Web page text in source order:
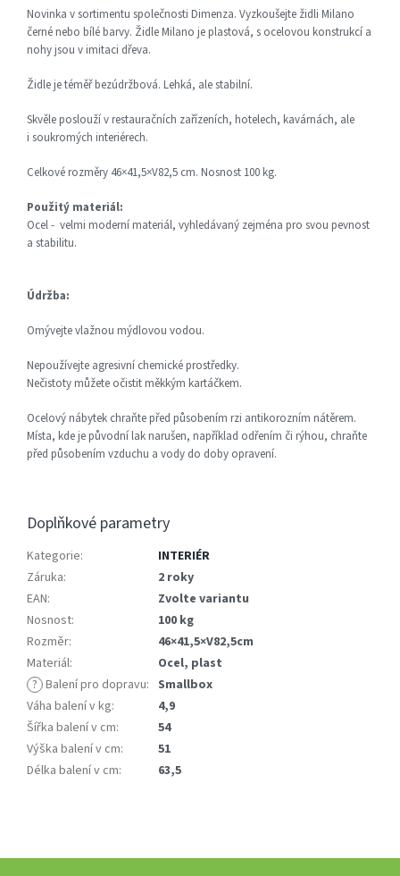
Novinka v sortimentu společnosti Dimenza. Vyzkoušejte židli Milano
černé nebo bílé barvy. Židle Milano je plastová, s ocelovou konstrukcí a
nohy jsou v imitaci dřeva.
Židle je téměř bezúdržbová. Lehká, ale stabilní.
Skvěle poslouží v restauračních zařízeních, hotelech, kavárnách, ale
i soukromých interiérech.
Celkové rozměry 46×41,5×V82,5 cm. Nosnost 100 kg.
Použitý materiál:
Ocel - velmi moderní materiál, vyhledávaný zejména pro svou pevnost
a stabilitu.
Údržba:
Omývejte vlažnou mýdlovou vodou.
Nepoužívejte agresivní chemické prostředky.
Nečistoty můžete očistit měkkým kartáčkem.
Ocelový nábytek chraňte před působením rzi antikorozním nátěrem.
Místa, kde je původní lak narušen, například odřením či rýhou, chraňte
před působením vzduchu a vody do doby opravení.
Doplňkové parametry
Kategorie:
INTERIÉR
Záruka:
2 roky
EAN:
Zvolte variantu
Nosnost:
100 kg
Rozměr:
46×41,5×V82,5cm
Materiál:
Ocel, plast
? Balení pro dopravu: Smallbox
Váha balení v kg:
4,9
Šířka balení v cm:
54
Výška balení v cm:
51
Délka balení v cm: 63,5